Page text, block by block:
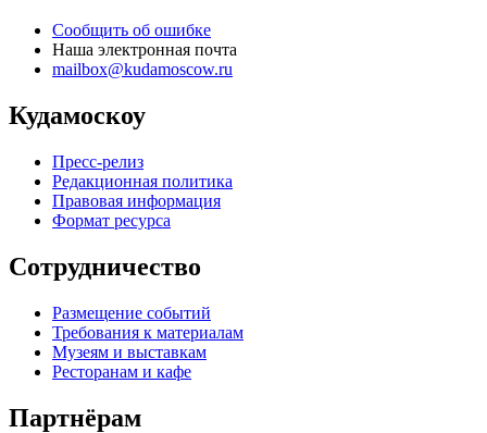
Сообщить об ошибке
Наша электронная почта
mailbox@kudamoscow.ru
Кудамоскоу
Пресс-релиз
Редакционная политика
Правовая информация
Формат ресурса
Сотрудничество
Размещение событий
Требования к материалам
Музеям и выставкам
Ресторанам и кафе
Партнёрам